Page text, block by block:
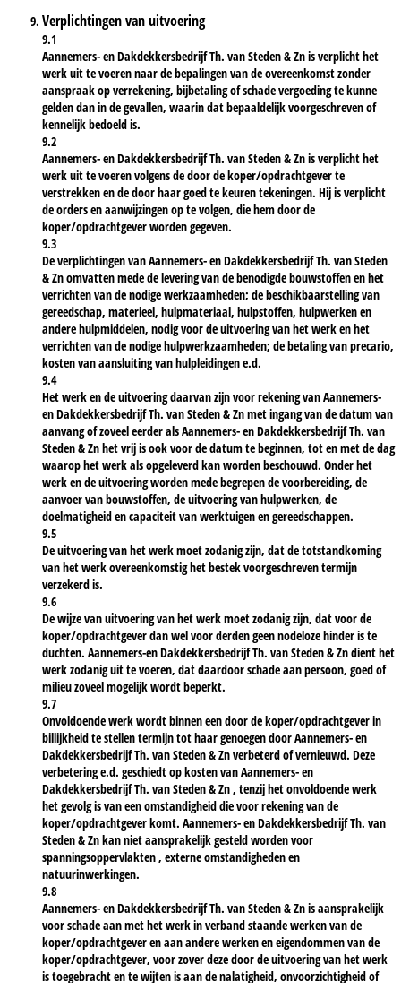
Verplichtingen van uitvoering
9.1
Aannemers- en Dakdekkersbedrijf Th. van Steden & Zn is verplicht het
werk uit te voeren naar de bepalingen van de overeenkomst zonder
aanspraak op verrekening, bijbetaling of schade vergoeding te kunne
gelden dan in de gevallen, waarin dat bepaaldelijk voorgeschreven of
kennelijk bedoeld is.
9.2
Aannemers- en Dakdekkersbedrijf Th. van Steden & Zn is verplicht het
werk uit te voeren volgens de door de koper/opdrachtgever te
verstrekken en de door haar goed te keuren tekeningen. Hij is verplicht
de orders en aanwijzingen op te volgen, die hem door de
koper/opdrachtgever worden gegeven.
9.3
De verplichtingen van Aannemers- en Dakdekkersbedrijf Th. van Steden
& Zn omvatten mede de levering van de benodigde bouwstoffen en het
verrichten van de nodige werkzaamheden; de beschikbaarstelling van
gereedschap, materieel, hulpmateriaal, hulpstoffen, hulpwerken en
andere hulpmiddelen, nodig voor de uitvoering van het werk en het
verrichten van de nodige hulpwerkzaamheden; de betaling van precario,
kosten van aansluiting van hulpleidingen e.d.
9.4
Het werk en de uitvoering daarvan zijn voor rekening van Aannemers-
en Dakdekkersbedrijf Th. van Steden & Zn met ingang van de datum van
aanvang of zoveel eerder als Aannemers- en Dakdekkersbedrijf Th. van
Steden & Zn het vrij is ook voor de datum te beginnen, tot en met de dag
waarop het werk als opgeleverd kan worden beschouwd. Onder het
werk en de uitvoering worden mede begrepen de voorbereiding, de
aanvoer van bouwstoffen, de uitvoering van hulpwerken, de
doelmatigheid en capaciteit van werktuigen en gereedschappen.
9.5
De uitvoering van het werk moet zodanig zijn, dat de totstandkoming
van het werk overeenkomstig het bestek voorgeschreven termijn
verzekerd is.
9.6
De wijze van uitvoering van het werk moet zodanig zijn, dat voor de
koper/opdrachtgever dan wel voor derden geen nodeloze hinder is te
duchten. Aannemers-en Dakdekkersbedrijf Th. van Steden & Zn dient het
werk zodanig uit te voeren, dat daardoor schade aan persoon, goed of
milieu zoveel mogelijk wordt beperkt.
9.7
Onvoldoende werk wordt binnen een door de koper/opdrachtgever in
billijkheid te stellen termijn tot haar genoegen door Aannemers- en
Dakdekkersbedrijf Th. van Steden & Zn verbeterd of vernieuwd. Deze
verbetering e.d. geschiedt op kosten van Aannemers- en
Dakdekkersbedrijf Th. van Steden & Zn , tenzij het onvoldoende werk
het gevolg is van een omstandigheid die voor rekening van de
koper/opdrachtgever komt. Aannemers- en Dakdekkersbedrijf Th. van
Steden & Zn kan niet aansprakelijk gesteld worden voor
spanningsoppervlakten , externe omstandigheden en
natuurinwerkingen.
9.8
Aannemers- en Dakdekkersbedrijf Th. van Steden & Zn is aansprakelijk
voor schade aan met het werk in verband staande werken van de
koper/opdrachtgever en aan andere werken en eigendommen van de
koper/opdrachtgever, voor zover deze door de uitvoering van het werk
is toegebracht en te wijten is aan de nalatigheid, onvoorzichtigheid of